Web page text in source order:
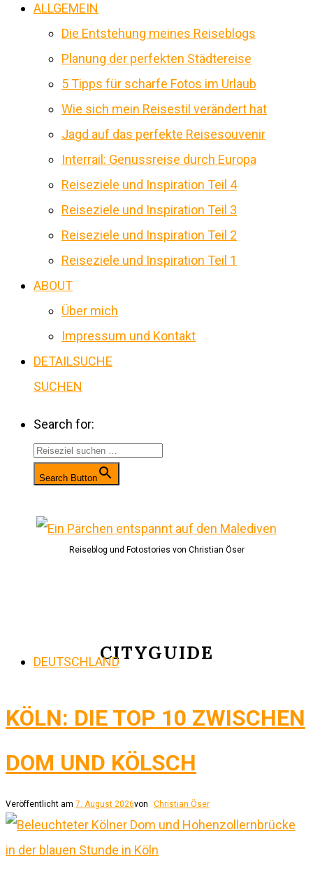
ALLGEMEIN
Die Entstehung meines Reiseblogs
Planung der perfekten Städtereise
5 Tipps für scharfe Fotos im Urlaub
Wie sich mein Reisestil verändert hat
Jagd auf das perfekte Reisesouvenir
Interrail: Genussreise durch Europa
Reiseziele und Inspiration Teil 4
Reiseziele und Inspiration Teil 3
Reiseziele und Inspiration Teil 2
Reiseziele und Inspiration Teil 1
ABOUT
Über mich
Impressum und Kontakt
DETAILSUCHE
SUCHEN
Search for:
Search Button
Reiseblog und Fotostories von Christian Öser
CITYGUIDE
DEUTSCHLAND
KÖLN: DIE TOP 10 ZWISCHEN
DOM UND KÖLSCH
Veröffentlicht am 7. August 2026von Christian Öser